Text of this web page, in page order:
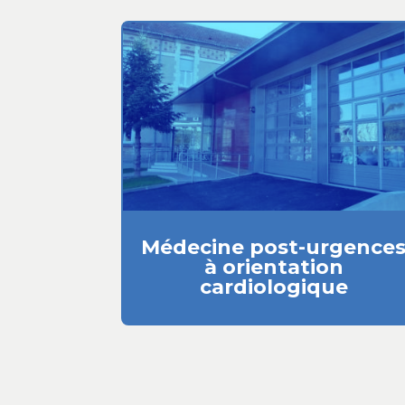
Médecine post-
à orientation
cardiologique